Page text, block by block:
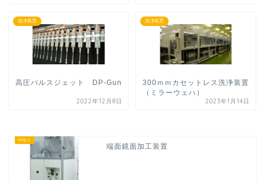
洗浄装置
高圧パルスジェット DP-Gun
2022年12月8日
洗浄装置
300ｍｍカセットレス洗浄装置
（ミラーウェハ）
2023年1月14日
端面鏡面加工装置